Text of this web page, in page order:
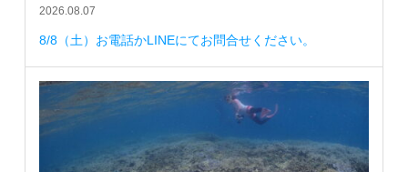
2026.08.07
8/8（土）お電話かLINEにてお問合せください。